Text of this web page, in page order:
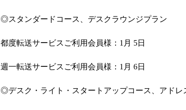
◎スタンダードコース、デスクラウンジプラン
都度転送サービスご利用会員様：1月 5日
週一転送サービスご利用会員様：1月 6日
◎デスク・ライト・スタートアップコース、アドレ